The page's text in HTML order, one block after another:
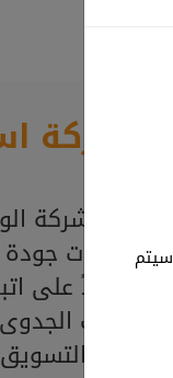
شركة
هي الشركة
وذات جودة
فضلاً على
دراسات